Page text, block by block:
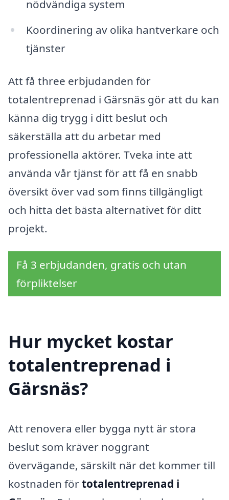
nödvändiga system
Koordinering av olika hantverkare och
tjänster
Att få three erbjudanden för
totalentreprenad i Gärsnäs gör att du kan
känna dig trygg i ditt beslut och
säkerställa att du arbetar med
professionella aktörer. Tveka inte att
använda vår tjänst för att få en snabb
översikt över vad som finns tillgängligt
och hitta det bästa alternativet för ditt
projekt.
Få 3 erbjudanden, gratis och utan
förpliktelser
Hur mycket kostar
totalentreprenad i
Gärsnäs?
Att renovera eller bygga nytt är stora
beslut som kräver noggrant
övervägande, särskilt när det kommer till
kostnaden förtotalentreprenad i